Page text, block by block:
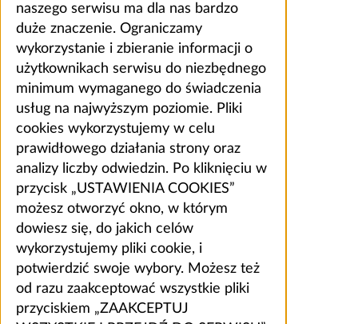
naszego serwisu ma dla nas bardzo
duże znaczenie. Ograniczamy
wykorzystanie i zbieranie informacji o
użytkownikach serwisu do niezbędnego
minimum wymaganego do świadczenia
usług na najwyższym poziomie. Pliki
cookies wykorzystujemy w celu
prawidłowego działania strony oraz
analizy liczby odwiedzin. Po kliknięciu w
przycisk „USTAWIENIA COOKIES”
możesz otworzyć okno, w którym
dowiesz się, do jakich celów
wykorzystujemy pliki cookie, i
potwierdzić swoje wybory. Możesz też
od razu zaakceptować wszystkie pliki
przyciskiem „ZAAKCEPTUJ